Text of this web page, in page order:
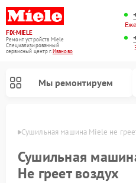
FIX-MIELE
Ремонт устройств Miele
Специализированный
cервисный центр г.Иваново
Мы ремонтируем
Сушильная машина Miele не
Сушильная
Не греет воздух